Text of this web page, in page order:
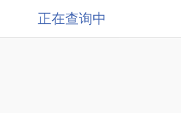
正在查询中